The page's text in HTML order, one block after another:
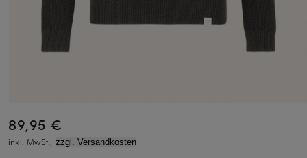
89,95 €
inkl. MwSt., zzgl. Versandkosten